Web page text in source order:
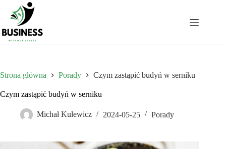
Przejdź
treści
Strona główna Porady Czym zastąpić budyń w serniku
Czym zastąpić budyń w serniku
Michał Kulewicz 2024-05-25 Porady